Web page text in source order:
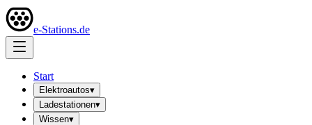
e-Stations.de
Start
Elektroautos▾
Ladestationen▾
Wissen▾